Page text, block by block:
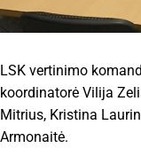
LSK vertinimo
koordinatorė Vilija
Mitrius, Kristina
Armonaitė.